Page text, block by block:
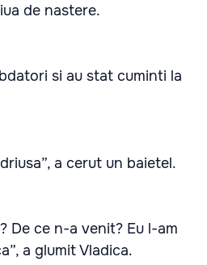
de nastere.
si au stat cuminti la
a cerut un baietel.
De ce n-a venit? Eu l-am
a glumit Vladica.